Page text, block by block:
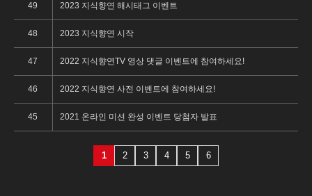
49 2023 지식향연 해시태그 이벤트
48 2023 지식향연 시작
47 2022 지식향연TV 영상 댓글 이벤트에 참여하세요!
46 2022 지식향연 사전 이벤트에 참여하세요!
45 2021 온라인 미션 완성 이벤트 당첨자 발표
1 2 3 4 5 6